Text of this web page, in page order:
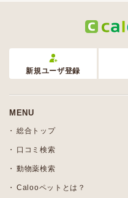
新規ユーザ登録
MENU
総合トップ
口コミ検索
動物薬検索
Calooペットとは？